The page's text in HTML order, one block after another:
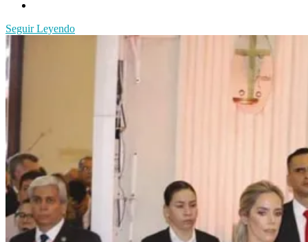
Seguir Leyendo